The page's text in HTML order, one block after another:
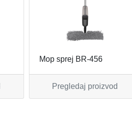
Mop sprej BR-456
Pregledaj proizvod